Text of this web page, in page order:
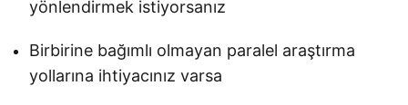
yönlendirmek istiyorsanız
Birbirine bağımlı olmayan paralel araştırma
yollarına ihtiyacınız varsa